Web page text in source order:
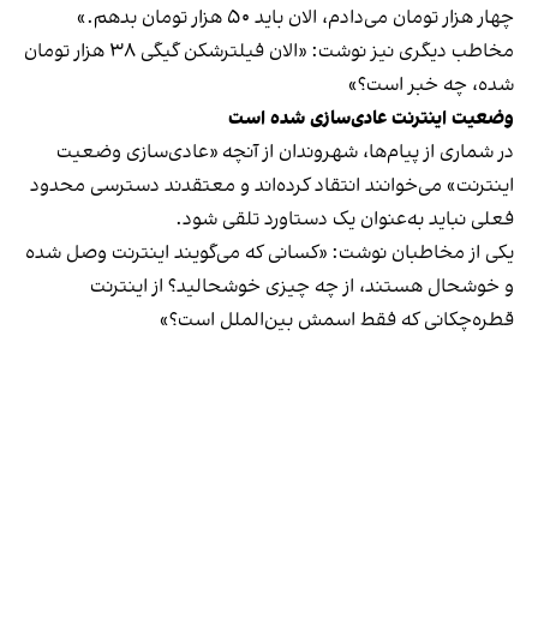
چهار هزار تومان می‌دادم، الان باید ۵۰ هزار تومان بدهم.»
مخاطب دیگری نیز نوشت: «الان فیلترشکن گیگی ۳۸ هزار تومان
شده، چه خبر است؟»
وضعیت اینترنت عادی‌سازی شده است
در شماری از پیام‌ها، شهروندان از آنچه «عادی‌سازی وضعیت
اینترنت» می‌خوانند انتقاد کرده‌اند و معتقدند دسترسی محدود
فعلی نباید به‌عنوان یک دستاورد تلقی شود.
یکی از مخاطبان نوشت: «کسانی که می‌گویند اینترنت وصل شده
و خوشحال هستند، از چه چیزی خوشحالید؟ از اینترنت
قطره‌چکانی که فقط اسمش بین‌الملل است؟»